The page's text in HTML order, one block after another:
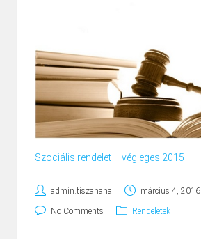
Szociális rendelet – végleges 2015
admin.tiszanana március 4, 2016
No Comments Rendeletek